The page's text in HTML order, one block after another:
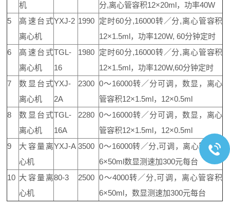
机
分,离心管容积12×20ml，功率40W
5
高速台式
离心机
YXJ-2 1990 定时60分,16000转／分,离心管容积
12×1.5ml，功率120W, 60分钟定时
6
高速台式
离心机
TGL-
16
1980 定时60分,16000转／分,离心管容积
12×1.5ml，功率120W,60分钟定时
7
数显台式
离心机
YXJ-
2A
2300 0～16000转／分可调，数显，离心
管容积12×1.5ml，12×0.5ml
8
数显台式
离心机
TGL-
16A
2280 0～16000转／分可调，数显，离心
管容积12×1.5ml，12×0.5ml
9
大容量离
心机
YXJ-A 3500 0～16000转／分,可调，离心管容积
6×50ml数显测速加300元每台
10 大容量离
心机
80-3 2500 0～4000转／分,可调，离心管容积
6×50ml，数显测速加300元每台